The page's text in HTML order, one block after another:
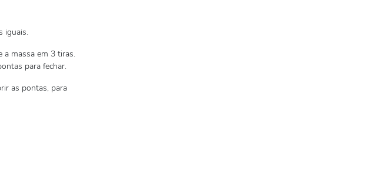
iguais.
a massa em 3 tiras.
para fechar.
as pontas, para